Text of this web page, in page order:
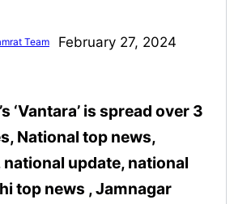
Team February 27, 2024
‘Vantara’ is spread over 3
National top news,
update, national
top news , Jamnagar